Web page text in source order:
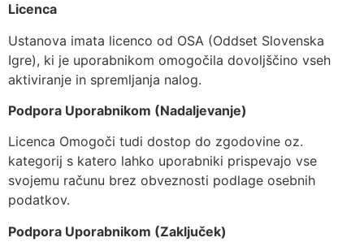
Licenca
Ustanova imata licenco od OSA (Oddset Slovenska
Igre), ki je uporabnikom omogočila dovoljščino vseh
aktiviranje in spremljanja nalog.
Podpora Uporabnikom (Nadaljevanje)
Licenca Omogoči tudi dostop do zgodovine oz.
kategorij s katero lahko uporabniki prispevajo vse
svojemu računu brez obveznosti podlage osebnih
podatkov.
Podpora Uporabnikom (Zaključek)